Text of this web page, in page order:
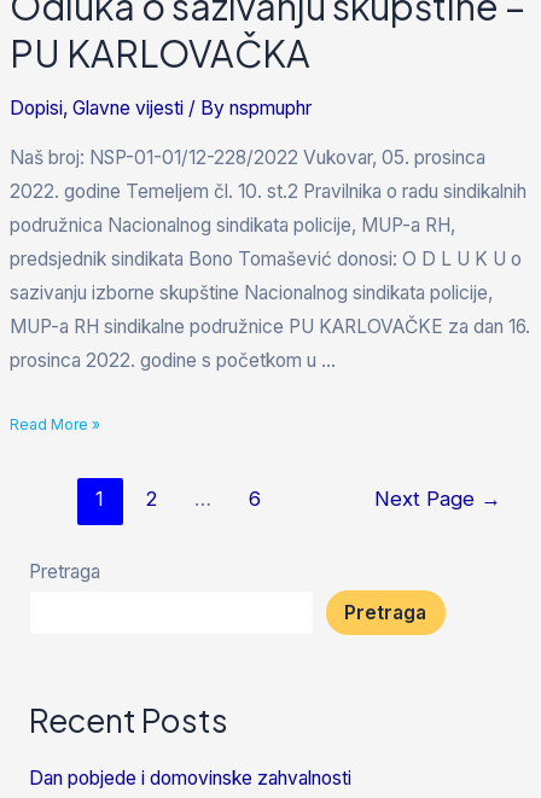
PU KARLOVAČKA
Dopisi,Glavne vijesti / Bynspmuphr
Naš broj: NSP-01-01/12-228/2022 Vukovar, 05. prosinca
2022. godine Temeljem čl. 10. st.2 Pravilnika o radu sindikalnih
podružnica Nacionalnog sindikata policije, MUP-a RH,
predsjednik sindikata Bono Tomašević donosi: O D L U K U o
sazivanju izborne skupštine Nacionalnog sindikata policije,
MUP-a RH sindikalne podružnice PU KARLOVAČKE za dan 16.
prosinca 2022. godine s početkom u …
Read More »
1 2 … 6 Next Page →
Pretraga
Pretraga
Recent Posts
Dan pobjede i domovinske zahvalnosti